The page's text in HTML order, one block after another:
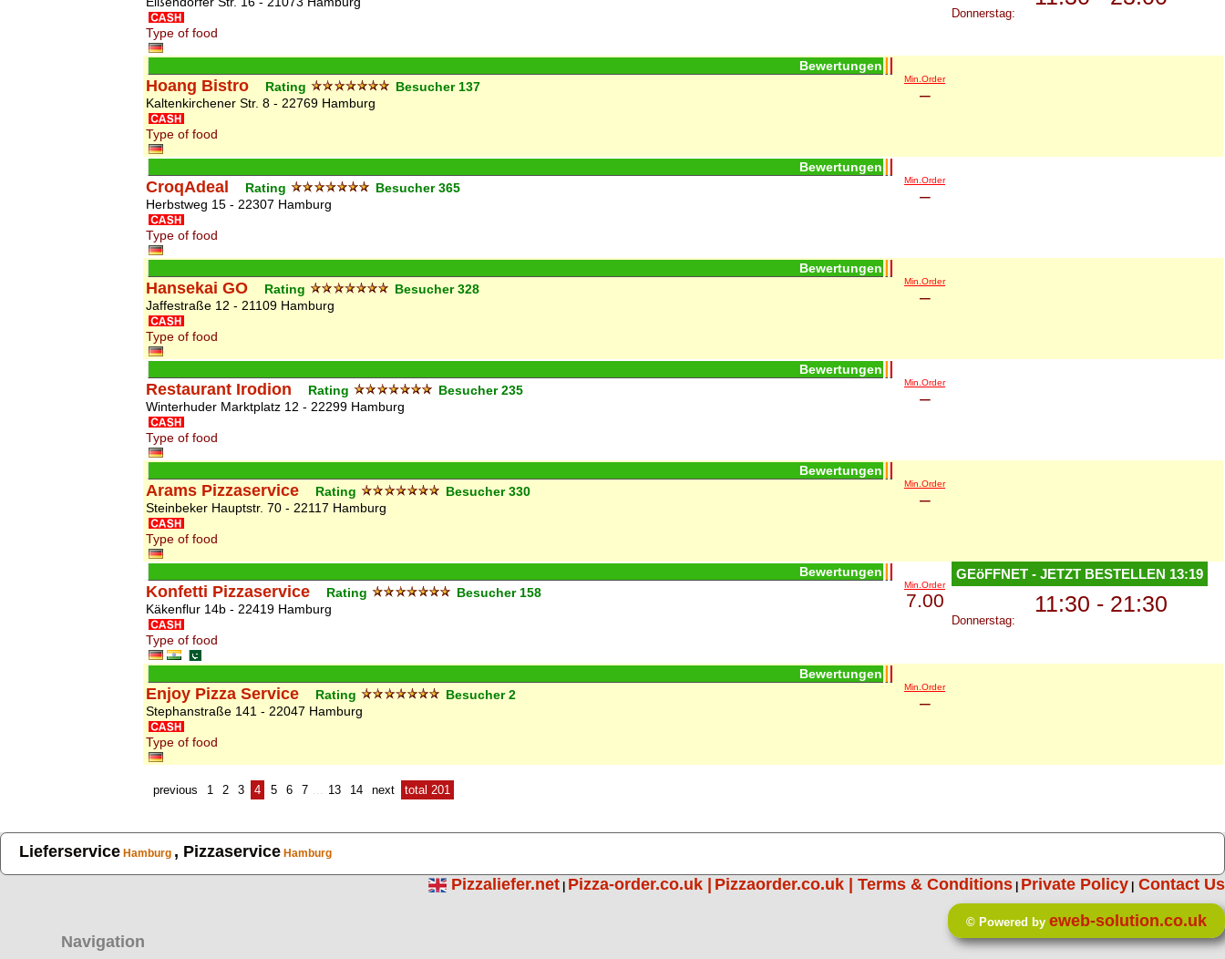
Type of food
Donnerstag:
Bewertungen
Hoang Bistro Rating Besucher 137
Kaltenkirchener Str. 8 - 22769 Hamburg
Type of food
Min.Order
–
Bewertungen
CroqAdeal Rating Besucher365
Herbstweg 15 - 22307 Hamburg
Type of food
Min.Order
–
Bewertungen
Hansekai GO Rating Besucher328
Jaffestraße 12 - 21109 Hamburg
Type of food
Min.Order
–
Bewertungen
Restaurant Irodion Rating Besucher235
Winterhuder Marktplatz 12 - 22299 Hamburg
Type of food
Min.Order
–
Bewertungen
Arams Pizzaservice Rating Besucher330
Steinbeker Hauptstr. 70 - 22117 Hamburg
Type of food
Min.Order
–
Bewertungen
Konfetti Pizzaservice Rating Besucher 158
Käkenflur 14b - 22419 Hamburg
Type of food
Min.Order
7.00
GEöFFNET - JETZT BESTELLEN 13:19
Donnerstag:
11:30 - 21:30
Bewertungen
Enjoy Pizza Service Rating Besucher2
Stephanstraße 141 - 22047 Hamburg
Type of food
Min.Order
–
previous 1 2 3 4 5 6 7 ... 13 14 next total 201
Lieferservice Hamburg , Pizzaservice Hamburg
Pizzaliefer.net Pizza-order.co.uk | Pizzaorder.co.uk | Terms & Conditions Private Policy Contact Us
© Powered by eweb-solution.co.uk
Navigation